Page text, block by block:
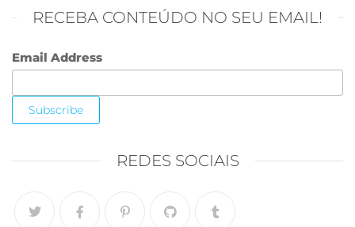
RECEBA CONTEÚDO NO SEU EMAIL!
Email Address
REDES SOCIAIS